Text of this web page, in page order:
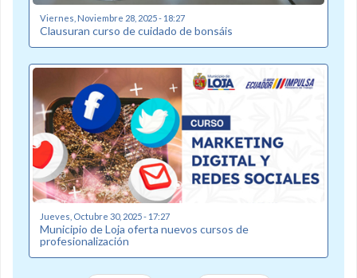
Viernes, Noviembre 28, 2025 - 18:27
Clausuran curso de cuidado de bonsáis
Jueves, Octubre 30, 2025 - 17:27
Municipio de Loja oferta nuevos cursos de
profesionalización